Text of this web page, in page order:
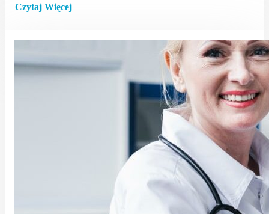
Czytaj Więcej